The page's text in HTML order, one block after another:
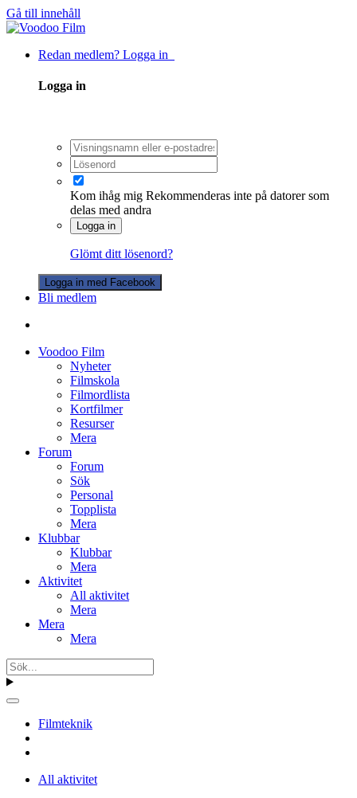
Gå till innehåll
Redan medlem? Logga in
Logga in
Kom ihåg mig Rekommenderas inte på datorer som
delas med andra
Logga in
Glömt ditt lösenord?
Logga in med Facebook
Bli medlem
Voodoo Film
Nyheter
Filmskola
Filmordlista
Kortfilmer
Resurser
Mera
Forum
Forum
Sök
Personal
Topplista
Mera
Klubbar
Klubbar
Mera
Aktivitet
All aktivitet
Mera
Mera
Mera
Filmteknik
All aktivitet